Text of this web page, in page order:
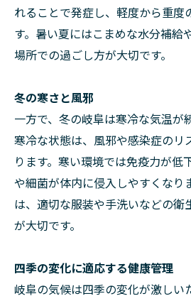
れることで発症し、軽度から重度
す。暑い夏にはこまめな水分補給
場所での過ごし方が大切です。
冬の寒さと風邪
一方で、冬の岐阜は寒冷な気温が
寒冷な状態は、風邪や感染症のリ
ります。寒い環境では免疫力が低
や細菌が体内に侵入しやすくなり
は、適切な服装や手洗いなどの衛
が大切です。
四季の変化に適応する健康管理
岐阜の気候は四季の変化が激しい